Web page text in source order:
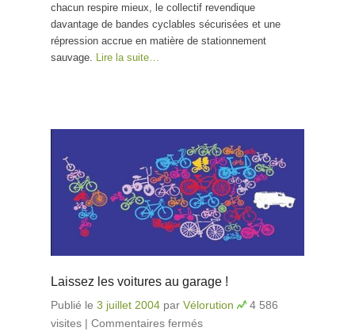
chacun respire mieux, le collectif revendique
davantage de bandes cyclables sécurisées et une
répression accrue en matière de stationnement
sauvage.
Lire la suite…
Laissez les voitures au garage !
Publié le 3 juillet 2004 par Vélorution
4 586
visites | Commentaires fermés